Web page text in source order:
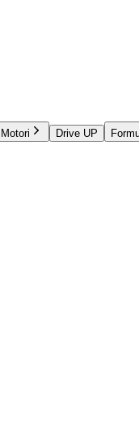
Motori Drive UP